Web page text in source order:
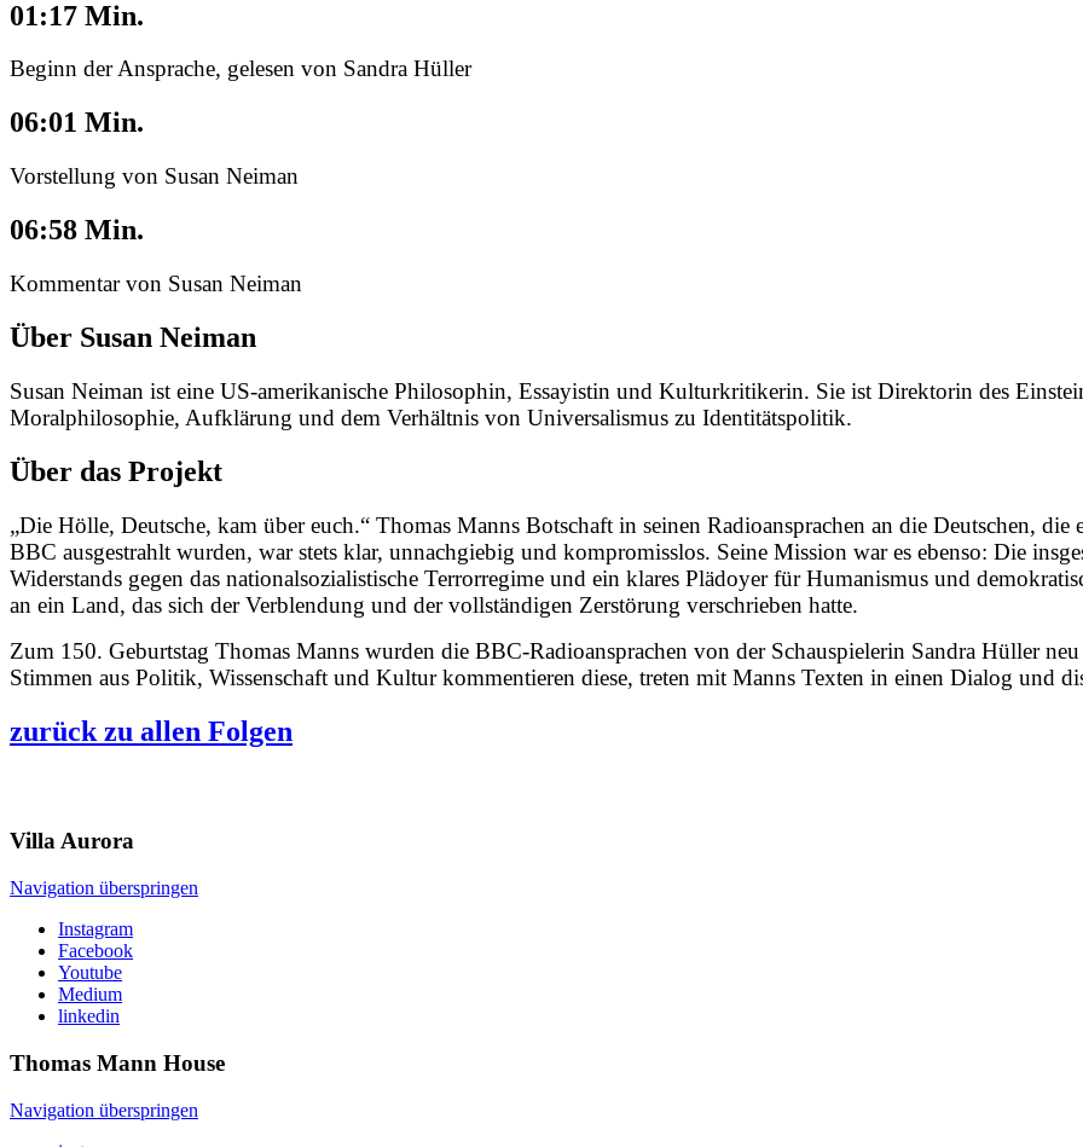
01:17 Min.
Beginn der Ansprache, gelesen von Sandra Hüller
06:01 Min.
Vorstellung von Susan Neiman
06:58 Min.
Kommentar von Susan Neiman
Über Susan Neiman
Susan Neiman ist eine US-amerikanische Philosophin, Essayistin und Kulturkritikerin. Sie ist Direktorin des
Moralphilosophie, Aufklärung und dem Verhältnis von Universalismus zu Identitätspolitik.
Über das Projekt
„Die Hölle, Deutsche, kam über euch.“ Thomas Manns Botschaft in seinen Radioansprachen an die Deutschen,
BBC ausgestrahlt wurden, war stets klar, unnachgiebig und kompromisslos. Seine Mission war es ebenso: Die
Widerstands gegen das nationalsozialistische Terrorregime und ein klares Plädoyer für Humanismus und
an ein Land, das sich der Verblendung und der vollständigen Zerstörung verschrieben hatte.
Zum 150. Geburtstag Thomas Manns wurden die BBC-Radioansprachen von der Schauspielerin Sandra Hüller neu
Stimmen aus Politik, Wissenschaft und Kultur kommentieren diese, treten mit Manns Texten in einen Dialog und
zurück zu allen Folgen
VillaAurora
Navigation überspringen
Instagram
Facebook
Youtube
Medium
linkedin
Thomas Mann House
Navigation überspringen